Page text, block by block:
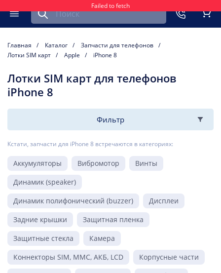
Failed to fetch
Меню
Найти запчасть для мобильного устройства
Главная Каталог
Запчасти для телефонов
Лотки SIM карт
Apple iPhone 8
Лотки SIM карт для телефонов
iPhone 8
Фильтр
Кстати, запчасти для iPhone 8 встречаются в категориях:
Аккумуляторы Вибромотор
Винты
Динамик (speaker)
Динамик полифонический (buzzer)
Дисплеи
Задние крышки
Защитная пленка
Защитные стекла
Камера
Коннекторы SIM, MMC, АКБ, LCD
Корпусные части